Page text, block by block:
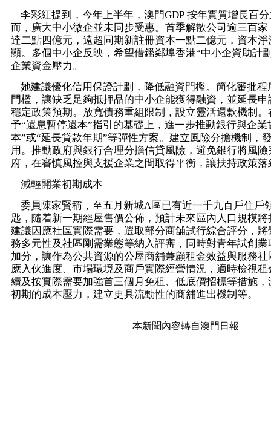
李彩紅提到，今年上半年，澳門GDP 按年實質增長百
而，廣大中小微企並未同步受惠。首季解散公司逾三百
達二點四億元，遠超同期新註冊資本一點二億元，資本淨
顯。多個中小企反映，希望借鑑鄰埠香港“中小企資助計
企業資金壓力。
她建議優化信用保證計劃，降低融資門檻。簡化審批程
門檻，讓缺乏足夠抵押品的中小企能獲得融資，並延長
穩定政策預期。放寬債務重組限制，設立靈活還款機制
予“還息暫停還本”指引的基礎上，進一步推動銀行與企業
本”或“延長貸款年期”等彈性方案。建立風險分擔機制，
用。推動政府與銀行合理分擔信貸風險，避免銀行將風
府，在審慎風控與支援企業之間取得平衡，讓扶持政策落
減輕開業初期成本
委員陳家賢稱，至五月新城A區已有近一千九百戶住戶
匙，隨着新一期經屋售價公佈，預計未來區內人口規模
建議因應社區實際需要，選取部分商舖試行綜合評分，
務多元性及社區剛需業態等納入評審，同時對青年試創
加分，讓作為公共資源的公屋商舖兼顧租金效益與服務
應入伙進度、市場環境及商戶實際經營情況，適時檢視
續及按實際需要加強首三個月免租、低底價招標等措施
初期的成本壓力，建立更具流動性的商舖進出機制等。
本新聞內容轉自澳門日報